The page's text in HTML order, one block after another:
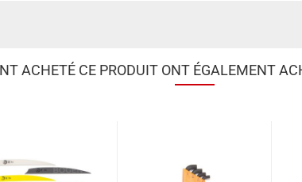
ACHETÉ CE PRODUIT ONT ÉGALEMENT